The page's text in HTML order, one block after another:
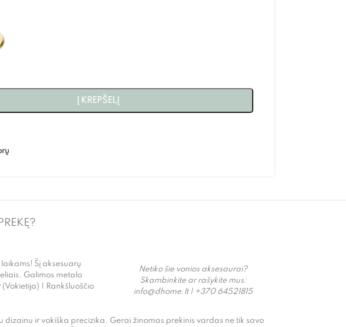
Į KREPŠELĮ
Šį aksesuarų
Galimos metalo
(Vokietija) | Rankšluoščio
Netiko šie vonios aksesaurai?
Skambinkite ar rašykite mus:
info@dhome.lt | +370 64521815
ir vokiška precizika. Gerai žinomas prekinis vardas ne tik savo